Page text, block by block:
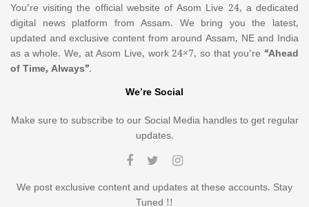
You’re visiting the official website of Asom Live 24, a dedicated
digital news platform from Assam. We bring you the latest,
updated and exclusive content from around Assam, NE and India
as a whole. We, at Asom Live, work 24×7, so that you’re “Ahead
of Time, Always”.
We’re Social
Make sure to subscribe to our Social Media handles to get regular
updates.
We post exclusive content and updates at these accounts. Stay
Tuned !!